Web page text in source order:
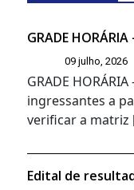
GRADE HORÁRIA
09 julho, 2026
GRADE
ingressantes a
verificar a matriz
Edital de